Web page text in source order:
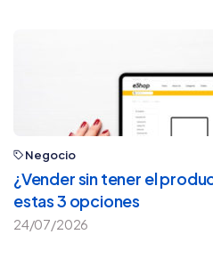
Negocio
¿Vender sin tener el
estas 3 opciones
24/07/2026